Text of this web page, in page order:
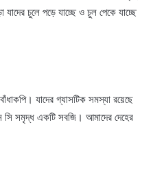
চুলে পড়ে যাচ্ছে ও চুল পেকে যাচ্ছে
যাদের গ্যাসটিক সমস্যা রয়েছে
সি সমৃদ্ধ একটি সবজি। আমাদের দেহের